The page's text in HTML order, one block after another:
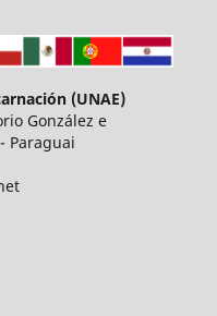
(UNAE)
González e
Paraguai